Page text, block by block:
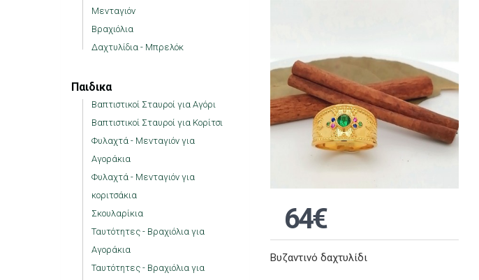
64€
Βυζαντινό δαχτυλίδι
Μενταγιόν
Βραχιόλια
Δαχτυλίδια - Μπρελόκ
Παιδικα
Βαπτιστικοί Σταυροί για Αγόρι
Βαπτιστικοί Σταυροί για Κορίτσι
Φυλαχτά - Μενταγιόν για
Αγοράκια
Φυλαχτά - Μενταγιόν για
κοριτσάκια
Σκουλαρίκια
Ταυτότητες - Βραχιόλια για
Αγοράκια
Ταυτότητες - Βραχιόλια για